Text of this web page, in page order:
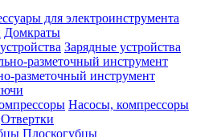
для электроинструмента
Домкраты
Зарядные устройства
разметочный инструмент
Насосы, компрессоры
Отвертки
Плоскогубцы